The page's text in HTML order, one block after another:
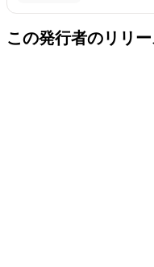
この発行者のリリ